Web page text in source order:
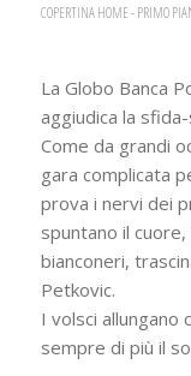
COPERTINA HOME - PRIMO
La Globo Banca
aggiudica la sfida-
Come da grandi
gara complicata
prova i nervi dei
spuntano il
bianconeri,
Petkovic.
I volsci allungano
sempre di più il